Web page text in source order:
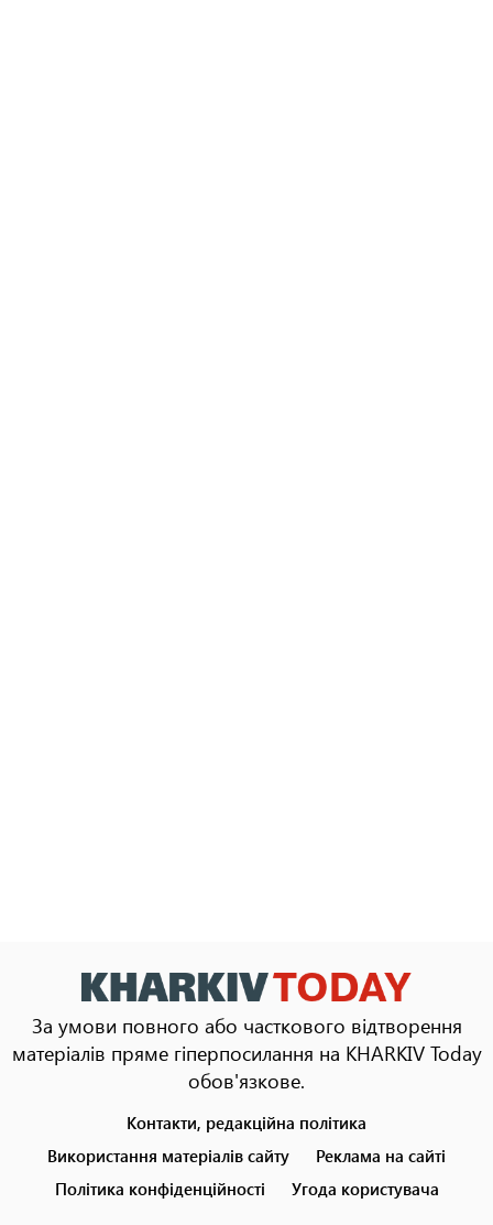
За умови повного або часткового відтворення
матеріалів пряме гіперпосилання на KHARKIV Today
обов'язкове.
menu
Контакти, редакційна політика
Використання матеріалів сайту
Реклама на сайті
Політика конфіденційності
Угода користувача